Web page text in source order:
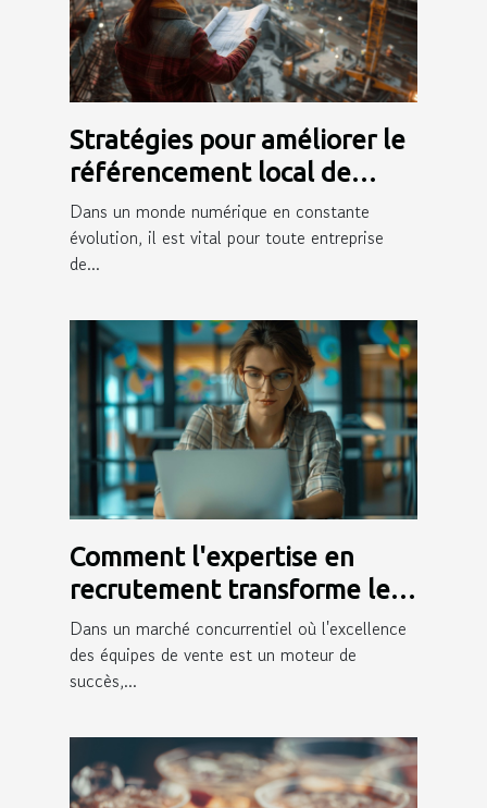
Stratégies pour améliorer le
référencement local de
votre entreprise de
construction
Dans un monde numérique en constante
évolution, il est vital pour toute entreprise
de...
Comment l'expertise en
recrutement transforme les
équipes de vente
Dans un marché concurrentiel où l'excellence
des équipes de vente est un moteur de
succès,...